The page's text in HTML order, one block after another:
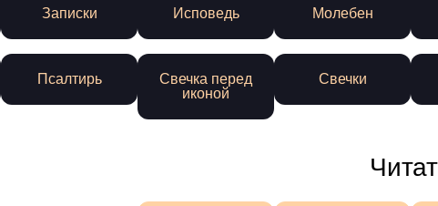
Записки Исповедь Молебен
Псалтирь
Свечка перед
иконой
Свечки